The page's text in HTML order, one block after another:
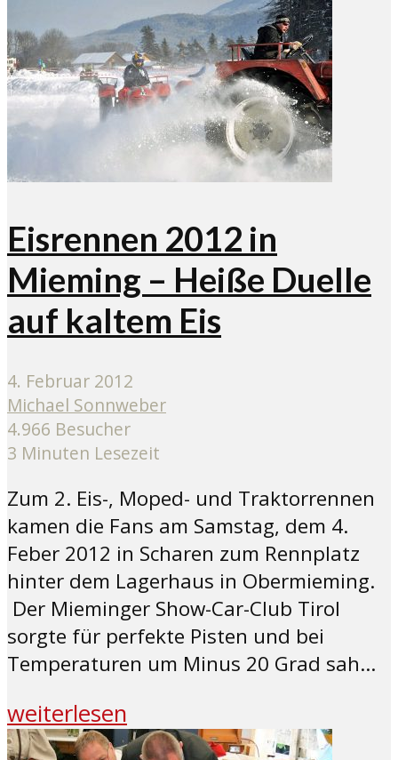
Eisrennen 2012 in
Mieming – Heiße Duelle
auf kaltem Eis
4. Februar 2012
Michael Sonnweber
4.966 Besucher
3 Minuten Lesezeit
Zum 2. Eis-, Moped- und Traktorrennen
kamen die Fans am Samstag, dem 4.
Feber 2012 in Scharen zum Rennplatz
hinter dem Lagerhaus in Obermieming.
Der Mieminger Show-Car-Club Tirol
sorgte für perfekte Pisten und bei
Temperaturen um Minus 20 Grad sah...
weiterlesen